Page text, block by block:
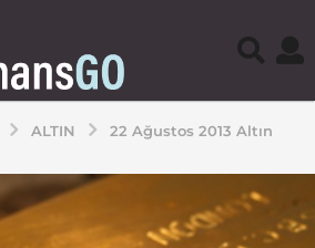
ALTIN
22 Ağustos 2013 Altın